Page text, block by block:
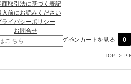
商取引法に基づく表記
入前にお読みください
ライバシーポリシー
お問合せ
カートを見る
0
ログイン
TOP >